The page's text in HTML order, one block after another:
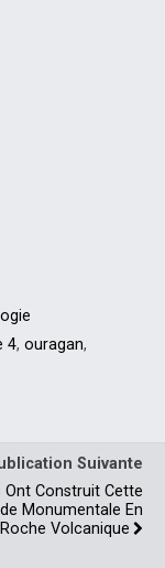
4, ouragan,
Suivante
Ont Construit Cette
Monumentale En
Roche Volcanique